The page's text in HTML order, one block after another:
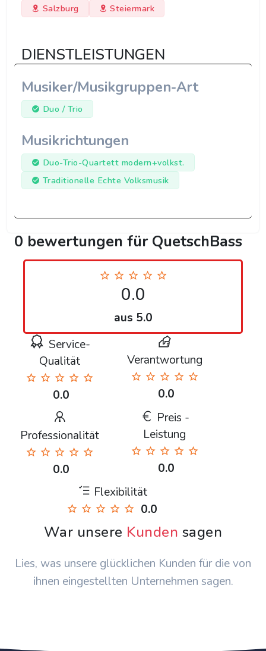
Salzburg
Steiermark
DIENSTLEISTUNGEN
Musiker/Musikgruppen-Art
Duo / Trio
Musikrichtungen
Duo-Trio-Quartett modern+volkst.
Traditionelle Echte Volksmusik
0 bewertungen für QuetschBass
0.0
aus 5.0
Service-
Qualität
0.0
Verantwortung
0.0
Professionalität
0.0
Preis -
Leistung
0.0
Flexibilität
0.0
War unsere Kunden sagen
Lies, was unsere glücklichen Kunden für die von
ihnen eingestellten Unternehmen sagen.